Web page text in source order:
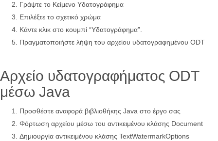
Γράψτε το Κείμενο Υδατογράφημα
Επιλέξτε το σχετικό χρώμα
Κάντε κλικ στο κουμπί “Υδατογράφημα”.
Πραγματοποιήστε λήψη του αρχείου υδατογραφημένου ODT
Αρχείο υδατογραφήματος ODT
μέσω Java
Προσθέστε αναφορά βιβλιοθήκης Java στο έργο σας
Φόρτωση αρχείου μέσω του αντικειμένου κλάσης Document
Δημιουργία αντικειμένου κλάσης TextWatermarkOptions